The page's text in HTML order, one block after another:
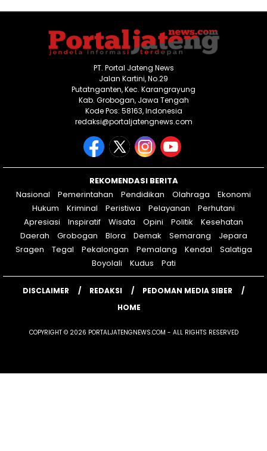
PT. Portal Jateng News
Jalan Kartini, No.29
Putatnganten, Kec. Karangrayung
Kab. Grobogan, Jawa Tengah
Kode Pos: 58163, Indonesia
redaksi@portaljatengnews.com
REKOMENDASI BERITA
Nasional
Pemerintahan Pendidikan Olahraga
Ekonomi
Hukum
Kriminal Peristiwa Pelayanan
Perhutani
Apresiasi
Inspiratif Wisata Opini Politik
Kesehatan
Daerah
Grobogan Blora Demak Semarang
Jepara
Sragen
Tegal Pekalongan Pemalang Kendal
Salatiga
Boyolali
Kudus Pati
DISCLAIMER REDAKSI
PEDOMAN MEDIA SIBER
HOME
COPYRIGHT © 2026 PORTALJATENGNEWS.COM - ALL RIGHTS RESERVED